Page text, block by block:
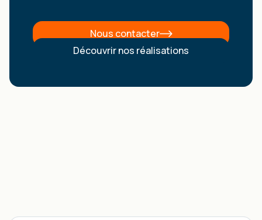
Nous contacter
Découvrir nos réalisations